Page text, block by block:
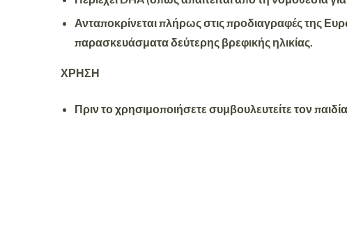
Ανταποκρίνεταιπλήρως στις προδιαγραφές της
παρασκευάσματα δεύτερης βρεφικής ηλικίας.
ΧΡΗΣΗ
Πριντοχρησιμοποιήσετε συμβουλευτείτετον